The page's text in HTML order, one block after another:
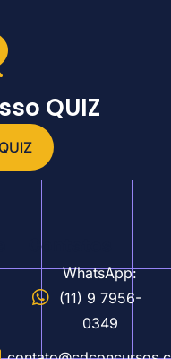
QUIZ
Contatos
WhatsApp:
(11) 9 7956-
0349